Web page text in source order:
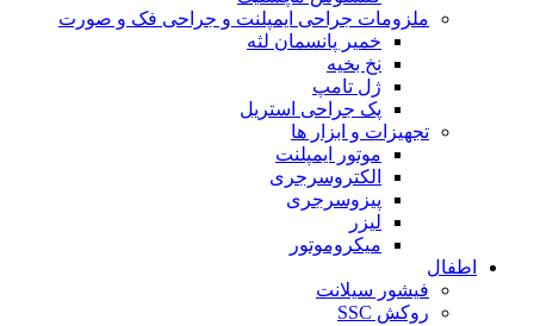
ملزومات جراحی ایمپلنت و جراحی فک و صورت
خمیر پانسمان لثه
نخ بخیه
ژل تامپ
پک جراحی استریل
تجهیزات و ابزار ها
موتور ایمپلنت
الکتروسرجری
پیزوسرجری
لیزر
میکروموتور
اطفال
فیشور سیلانت
روکش SSC